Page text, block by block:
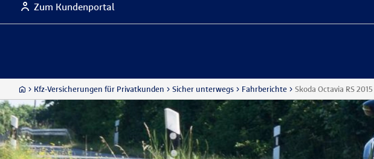
Zum Kundenportal
Kfz-Versicherungen für Privatkunden Sicher unterwegs Fahrberichte Skoda Octavia RS 2015